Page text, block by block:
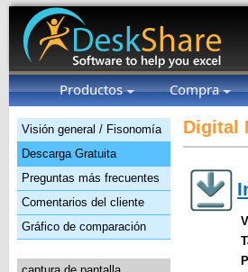
Productos Compra
Visión general / Fisonomía
Descarga Gratuita
Preguntas más frecuentes
Comentarios del cliente
Gráfico de comparación
Digital